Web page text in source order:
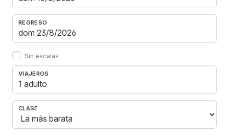
REGRESO
Sin escalas
VIAJEROS
1 adulto
CLASE